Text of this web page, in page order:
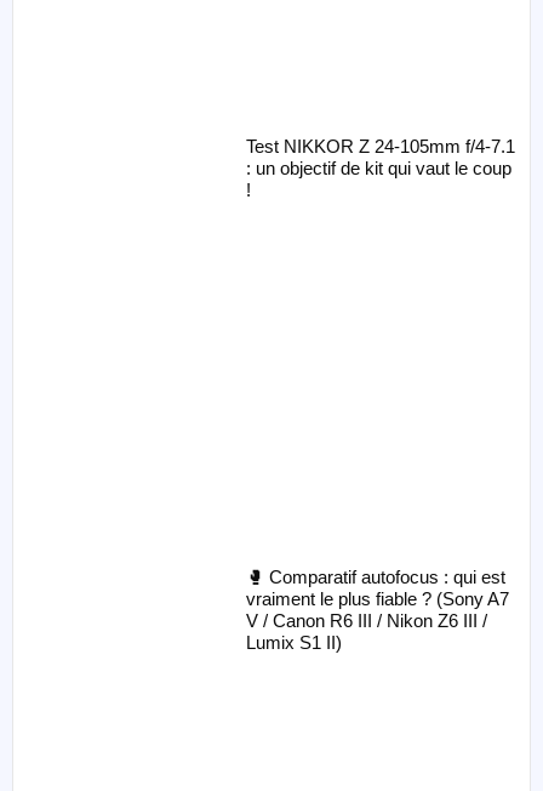
Test NIKKOR Z 24-105mm f/4-7.1
: un objectif de kit qui vaut le coup
!
🥊 Comparatif autofocus : qui est
vraiment le plus fiable ? (Sony A7
V / Canon R6 III / Nikon Z6 III /
Lumix S1 II)